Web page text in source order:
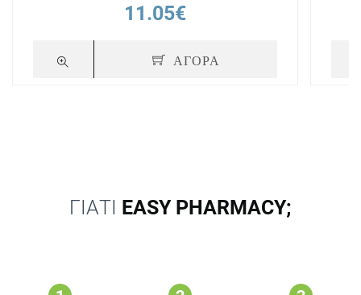
11.05€
ΑΓΟΡΑ
ΓΙΑΤΙ EASY PHARMACY;